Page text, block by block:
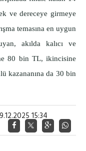
ve dereceye girmeye
temasına en uygun
akılda kalıcı ve
80 bin TL, ikincisine
kazananına da 30 bin
15:34